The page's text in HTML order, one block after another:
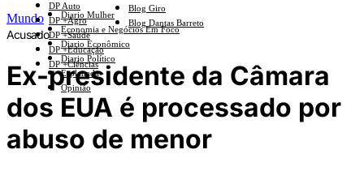
DP Auto
DP +Agro
DP +Saúde
DP +Educação
DP +Ciências
Diario Mulher
Economia e Negócios Em Foco
Diario Econômico
Diario Político
Esplanada
Opinião
Blog Giro
Blog Dantas Barreto
Mundo
Acusado
Ex-presidente da Câmara
dos EUA é processado por
abuso de menor